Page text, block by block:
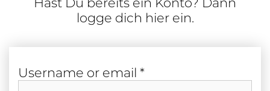
logge dich hier ein.
User­name or email *Required